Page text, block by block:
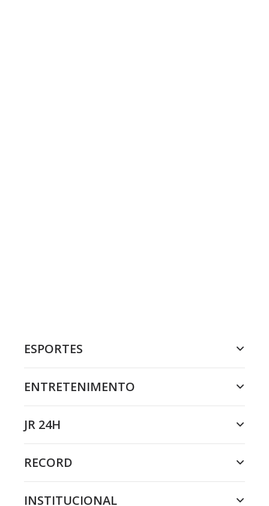
ESPORTES
ENTRETENIMENTO
JR 24H
RECORD
INSTITUCIONAL